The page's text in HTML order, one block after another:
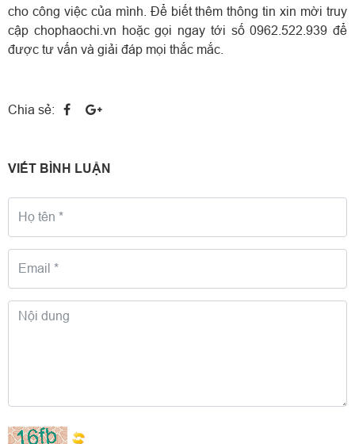
cho công việc của mình. Để biết thêm thông tin xin mời truy
cập chophaochi.vn hoặc gọi ngay tới số 0962.522.939 để
được tư vấn và giải đáp mọi thắc mắc.
Chia sẻ:
VIẾT BÌNH LUẬN